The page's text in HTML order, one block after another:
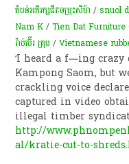
តំបន់អភិរក្សជីវៈចម្រុះសីម៉ា /snuol
Nam K /Tien Dat Furniture
រ៉ាប់ប៊ើរ គ្រុប /Vietnamese
‘I heard a f—ing crazy
Kampong Saom, but
crackling voice
captured in video
illegal timber
http://
al/kratie-cut-to-